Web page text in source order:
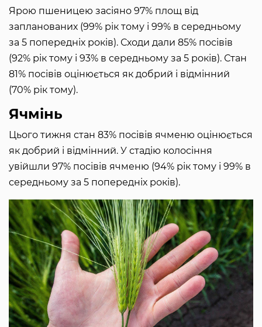
Ярою пшеницею засіяно 97% площ від
запланованих (99% рік тому і 99% в середньому
за 5 попередніх років). Сходи дали 85% посівів
(92% рік тому і 93% в середньому за 5 років). Стан
81% посівів оцінюється як добрий і відмінний
(70% рік тому).
Ячмінь
Цього тижня стан 83% посівів ячменю оцінюється
як добрий і відмінний. У стадію колосіння
увійшли 97% посівів ячменю (94% рік тому і 99% в
середньому за 5 попередніх років).